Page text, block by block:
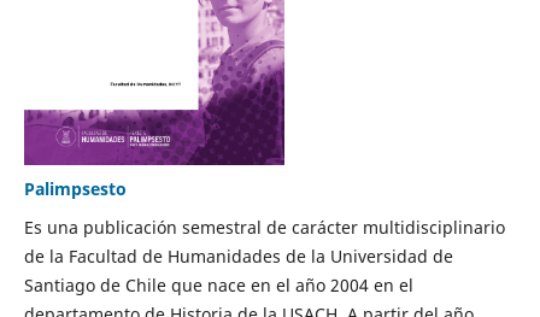
Palimpsesto
Es una publicación semestral de carácter multidisciplinario
de la Facultad de Humanidades de la Universidad de
Santiago de Chile que nace en el año 2004 en el